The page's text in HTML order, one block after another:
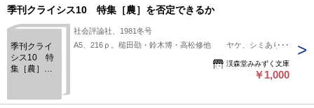
季刊クライシス10 特集［農］を否定できるか
季刊クライ
シス10 特
集［農］を
社会評論社、1981冬号
A5、216ｐ。槌田劭・鈴木博・高松修他 ヤケ、シミあり。
渓森堂みみずく文庫
￥1,000